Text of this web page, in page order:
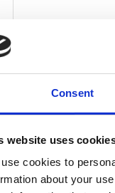
Consent
website uses
cookies to
about your